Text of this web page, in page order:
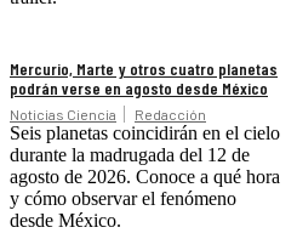
Mercurio, Marte y otros cuatro planetas
podrán verse en agosto desde México
Noticias Ciencia Redacción
Seis planetas coincidirán en el cielo
durante la madrugada del 12 de
agosto de 2026. Conoce a qué hora
y cómo observar el fenómeno
desde México.